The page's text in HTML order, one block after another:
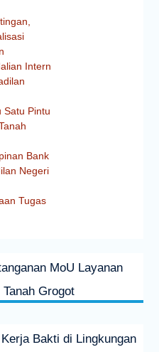
Intern
Satu Pintu
Bank
Negeri
Tugas
MoU Layanan
Grogot
Kerja Bakti di Lingkungan